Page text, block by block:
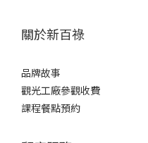
關於新百祿
品牌故事
觀光工廠參觀收費
課程餐點預約